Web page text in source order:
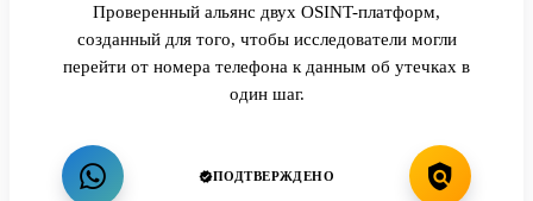
Проверенный альянс двух OSINT-платформ,
созданный для того, чтобы исследователи могли
перейти от номера телефона к данным об утечках в
один шаг.
ПОДТВЕРЖДЕНО